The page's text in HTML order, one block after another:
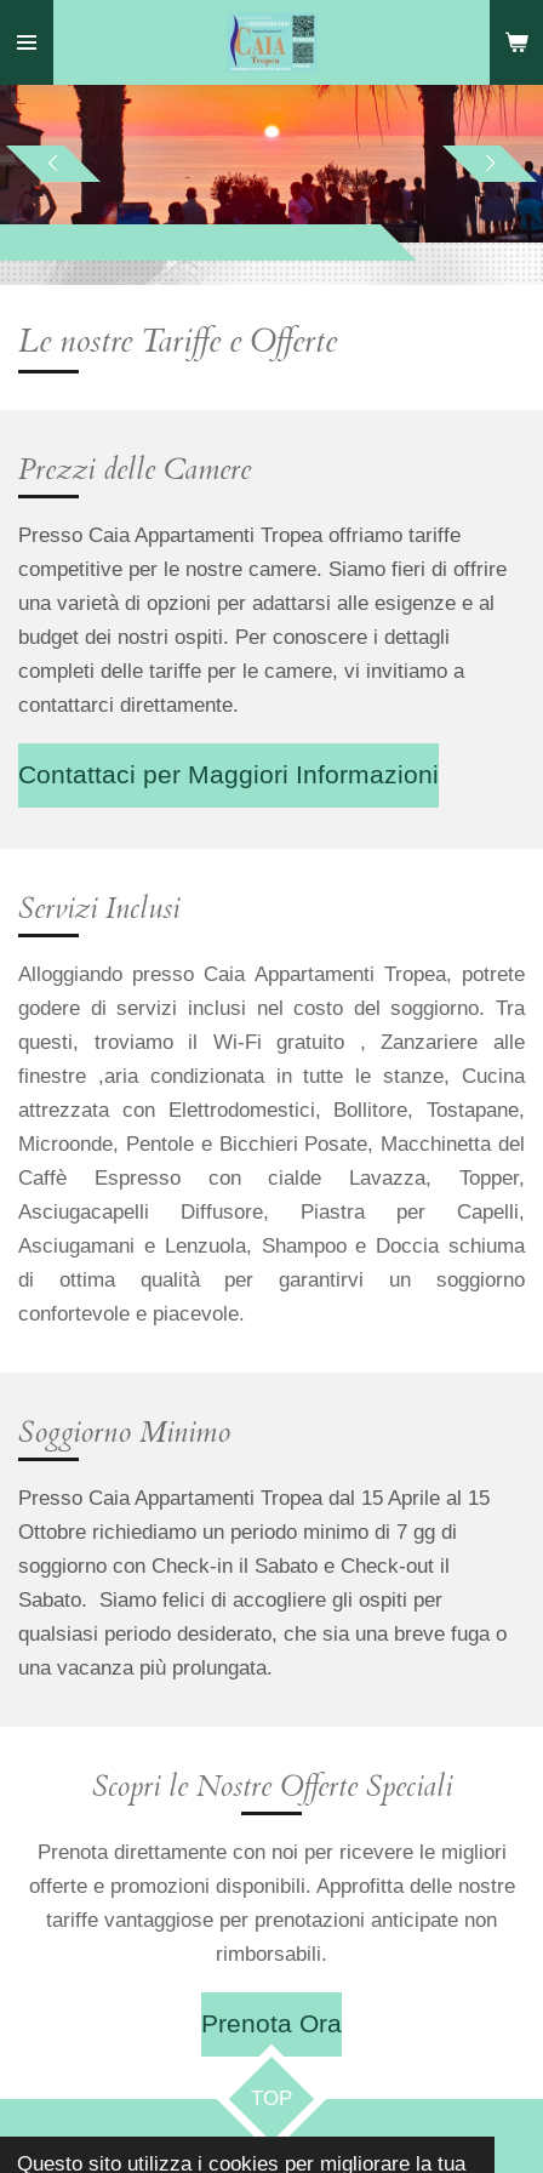
Questo sito utilizza i cookies per migliorare la tua
contenuto
principale
Le nostre Tariffe e Offerte
Prezzi delle Camere
Presso Caia Appartamenti Tropea offriamo tariffe
competitive per le nostre camere. Siamo fieri di offrire
una varietà di opzioni per adattarsi alle esigenze e al
budget dei nostri ospiti. Per conoscere i dettagli
completi delle tariffe per le camere, vi invitiamo a
contattarci direttamente.
Contattaci per Maggiori Informazioni
Servizi Inclusi
Alloggiando presso Caia Appartamenti Tropea, potrete
godere di servizi inclusi nel costo del soggiorno. Tra
questi, troviamo il Wi-Fi gratuito , Zanzariere alle
finestre ,aria condizionata in tutte le stanze, Cucina
attrezzata con Elettrodomestici, Bollitore, Tostapane,
Microonde, Pentole e Bicchieri Posate, Macchinetta del
Caffè Espresso con cialde Lavazza, Topper,
Asciugacapelli Diffusore, Piastra per Capelli,
Asciugamani e Lenzuola, Shampoo e Doccia schiuma
di ottima qualità per garantirvi un soggiorno
confortevole e piacevole.
Soggiorno Minimo
Presso Caia Appartamenti Tropea dal 15 Aprile al 15
Ottobre richiediamo un periodo minimo di 7 gg di
soggiorno con Check-in il Sabato e Check-out il
Sabato. Siamo felici di accogliere gli ospiti per
qualsiasi periodo desiderato, che sia una breve fuga o
una vacanza più prolungata.
Scopri le Nostre Offerte Speciali
Prenota direttamente con noi per ricevere le migliori
offerte e promozioni disponibili. Approfitta delle nostre
tariffe vantaggiose per prenotazioni anticipate non
rimborsabili.
Prenota Ora
TOP